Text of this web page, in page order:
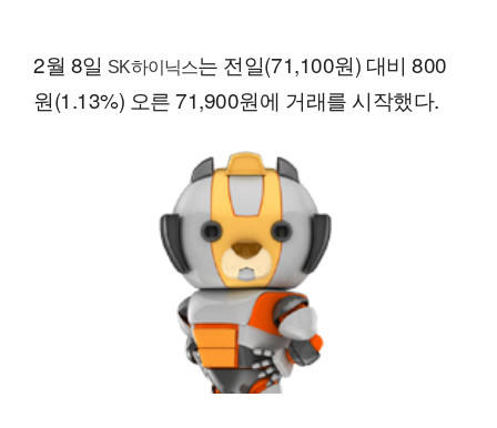
2월 8일 SK하이닉스는 전일(71,100원) 대비 800
원(1.13%) 오른 71,900원에 거래를 시작했다.